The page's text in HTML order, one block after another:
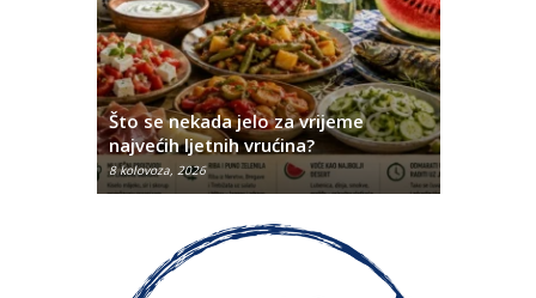
Što se nekada jelo za vrijeme
najvećih ljetnih vrućina?
8 kolovoza, 2026